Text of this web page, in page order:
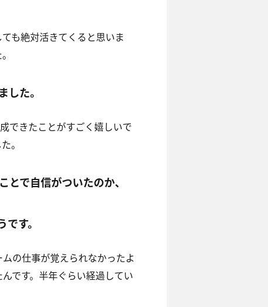
も絶対活きてくると思いま
た。
できたことがすごく嬉しいで
。
で自信がついたのか、
す。
の仕事が覚えられなかったよ
です。半年ぐらい経過してい